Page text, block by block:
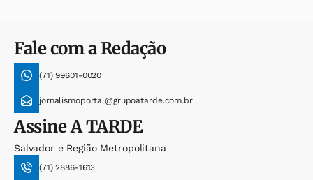
Fale com a Redação
(71) 99601-0020
jornalismoportal@grupoatarde.com.br
AssineA TARDE
Salvador e Região Metropolitana
(71) 2886-1613